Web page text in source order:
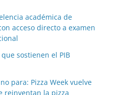
académica de
acceso directo a examen
sostienen el PIB
para: Pizza Week vuelve
reinventan la pizza